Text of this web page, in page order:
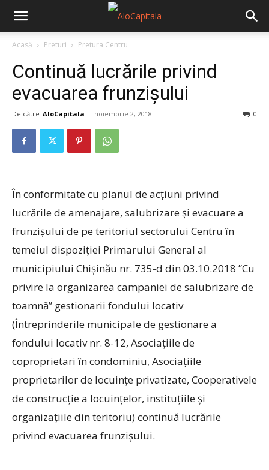
Acasă Preturi Pretura Centru
Continuă lucrările privind
evacuarea frunzișului
De către AloCapitala - noiembrie 2, 2018 0
În conformitate cu planul de acțiuni privind
lucrările de amenajare, salubrizare și evacuare a
frunzișului de pe teritoriul sectorului Centru în
temeiul dispoziției Primarului General al
municipiului Chișinău nr. 735-d din 03.10.2018 ”Cu
privire la organizarea campaniei de salubrizare de
toamnă” gestionarii fondului locativ
(Întreprinderile municipale de gestionare a
fondului locativ nr. 8-12, Asociațiile de
coproprietari în condominiu, Asociațiile
proprietarilor de locuințe privatizate, Cooperativele
de construcție a locuințelor, instituțiile și
organizațiile din teritoriu) continuă lucrările
privind evacuarea frunzișului.